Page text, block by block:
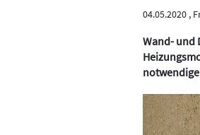
04.05.2020 ,
Wand- und